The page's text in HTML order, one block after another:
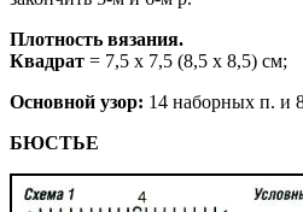
Плотность вязания.
Квадрат = 7,5 х 7,5 (8,5 х 8,5) см;
Основной узор: 14 наборных п. и
БЮСТЬЕ